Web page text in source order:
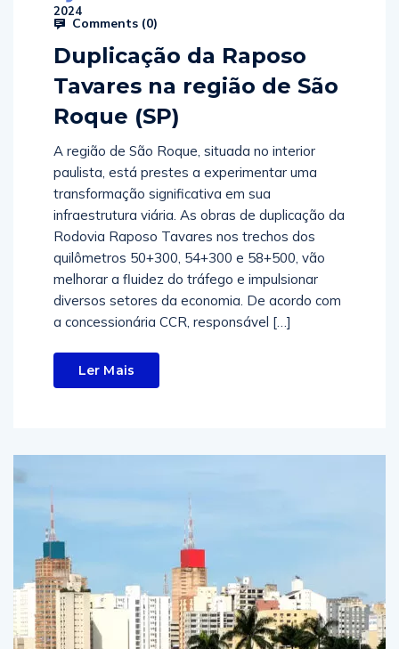
2024
Comments (0)
Duplicação da Raposo
Tavares na região de São
Roque (SP)
A região de São Roque, situada no interior
paulista, está prestes a experimentar uma
transformação significativa em sua
infraestrutura viária. As obras de duplicação da
Rodovia Raposo Tavares nos trechos dos
quilômetros 50+300, 54+300 e 58+500, vão
melhorar a fluidez do tráfego e impulsionar
diversos setores da economia. De acordo com
a concessionária CCR, responsável […]
Ler Mais